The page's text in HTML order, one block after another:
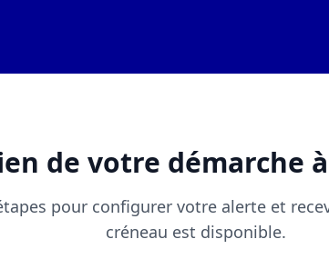
de votre démarche
pour configurer votre alerte et
créneau est disponible.